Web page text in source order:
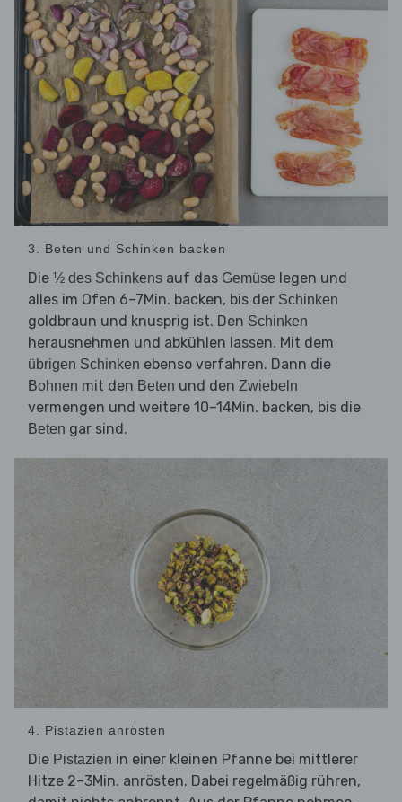
3. Beten und Schinken backen
Die ½ des Schinkens auf das Gemüse legen und
alles im Ofen 6–7Min. backen, bis der Schinken
goldbraun und knusprig ist. Den Schinken
herausnehmen und abkühlen lassen. Mit dem
übrigen Schinken ebenso verfahren. Dann die
Bohnen mit den Beten und den Zwiebeln
vermengen und weitere 10–14Min. backen, bis die
Beten gar sind.
4. Pistazien anrösten
Die Pistazien in einer kleinen Pfanne bei mittlerer
Hitze 2–3Min. anrösten. Dabei regelmäßig rühren,